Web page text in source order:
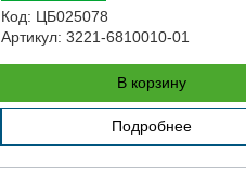
Код: ЦБ025078
Артикул: 3221-6810010-01
В корзину
Подробнее